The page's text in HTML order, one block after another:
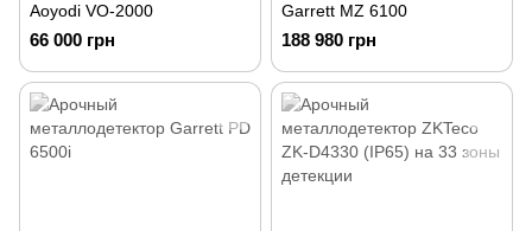
Aoyodi VO-2000
66 000 грн
Garrett MZ 6100
188 980 грн